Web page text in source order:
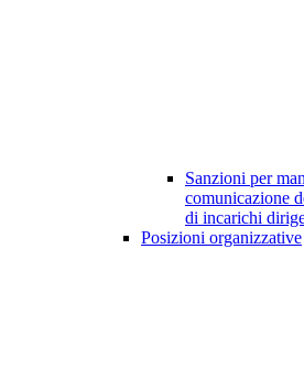
Sanzioni per
comunicazione
di incarichi
Posizioni organizzative